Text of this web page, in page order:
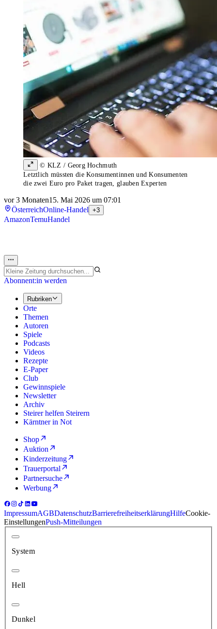
© KLZ / Georg Hochmuth
Letztlich müssten die Konsumentinnen und Konsumenten
die zwei Euro pro Paket tragen, glauben Experten
vor 3 Monaten15. Mai 2026 um 07:01
ÖsterreichOnline-Handel +3
AmazonTemuHandel
Abonnent:in werden
Rubriken
Orte
Themen
Autoren
Spiele
Podcasts
Videos
Rezepte
E-Paper
Club
Gewinnspiele
Newsletter
Archiv
Steirer helfen Steirern
Kärntner in Not
Shop
Auktion
Kinderzeitung
Trauerportal
Partnersuche
Werbung
ImpressumAGBDatenschutzBarrierefreiheitserklärungHilfeCookie-
EinstellungenPush-Mitteilungen
System
Hell
Dunkel